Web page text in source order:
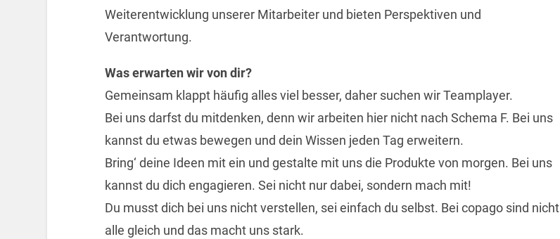
Weiterentwicklung unserer Mitarbeiter und bieten Perspektiven und
Verantwortung.
Was erwarten wir von dir?
Gemeinsam klappt häufig alles viel besser, daher suchen wir Teamplayer.
Bei uns darfst du mitdenken, denn wir arbeiten hier nicht nach Schema F. Bei uns
kannst du etwas bewegen und dein Wissen jeden Tag erweitern.
Bring‘ deine Ideen mit ein und gestalte mit uns die Produkte von morgen. Bei uns
kannst du dich engagieren. Sei nicht nur dabei, sondern mach mit!
Du musst dich bei uns nicht verstellen, sei einfach du selbst. Bei copago sind nicht
alle gleich und das macht uns stark.